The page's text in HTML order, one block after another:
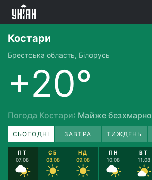
Костари
Брестська область, Білорусь
+20°
Погода Костари: Майже безхмарно
СЬОГОДНІ ЗАВТРА ТИЖДЕНЬ
ПТ
07.08
СБ
08.08
НД
09.08
ПН
10.08
ВТ
11.08